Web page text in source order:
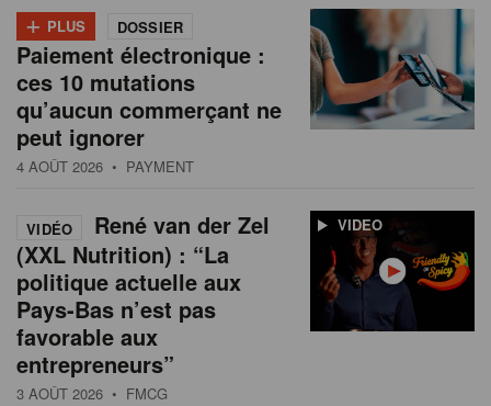
+ PLUS DOSSIER
Paiement électronique :
ces 10 mutations
qu’aucun commerçant ne
peut ignorer
4 AOÛT 2026 • PAYMENT
VIDEO
VIDÉO
René van der Zel
(XXL Nutrition) : “La
politique actuelle aux
Pays-Bas n’est pas
favorable aux
entrepreneurs”
3 AOÛT 2026 • FMCG